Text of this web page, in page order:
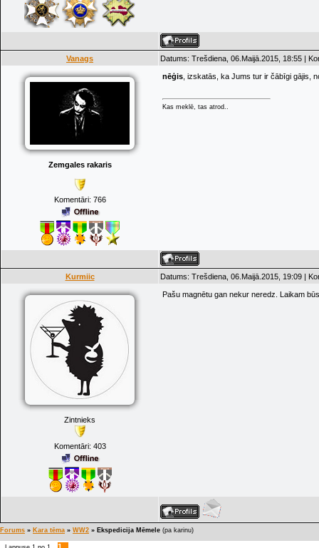
Vanags Datums: Trešdiena, 06.Maijā.2015, 18:55 |
Zemgales rakaris
Komentāri: 766
nēģis , izskatās, ka Jums tur ir čābīgi gājis,
Kas meklē, tas atrod..
Kurmiic Datums: Trešdiena, 06.Maijā.2015, 19:09 |
Zintnieks
Komentāri: 403
Pašu magnētu gan nekur neredz. Laikam
Forums » Kara tēma » WW2 » Ekspedicija Mēmele (pa karinu)